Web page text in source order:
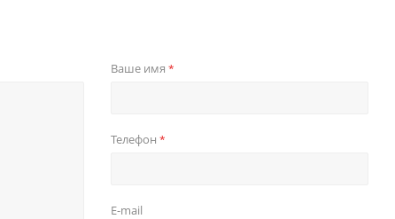
Ваше имя*
Телефон*
E-mail